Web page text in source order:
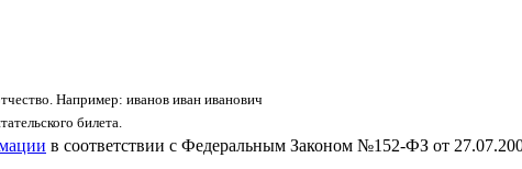
Например: иванов иван иванович
билета.
в соответствии с Федеральным Законом №152-ФЗ от